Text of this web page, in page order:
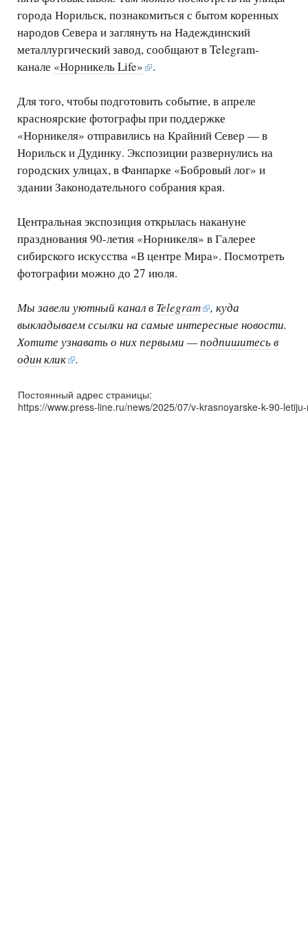
города Норильск, познакомиться с бытом коренных
народов Севера и заглянуть на Надеждинский
металлургический завод, сообщают в Telegram-
канале «Норникель Life» .
Для того, чтобы подготовить событие, в апреле
красноярские фотографы при поддержке
«Норникеля» отправились на Крайний Север — в
Норильск и Дудинку. Экспозиции развернулись на
городских улицах, в Фанпарке «Бобровый лог» и
здании Законодательного собрания края.
Центральная экспозиция открылась накануне
празднования 90-летия «Норникеля» в Галерее
сибирского искусства «В центре Мира». Посмотреть
фотографии можно до 27 июля.
Мы завели уютный канал в Telegram
, куда
выкладываем ссылки на самые интересные новости.
Хотите узнавать о них первыми —подпишитесь в
один клик
.
Постоянный адрес страницы:
https://www.press-line.ru/news/2025/07/v-krasnoyarske-k-90-